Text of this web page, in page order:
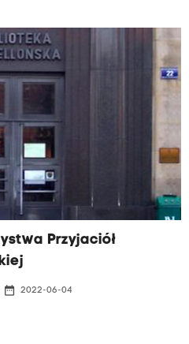
Przyjaciół
date_range 2022-06-04